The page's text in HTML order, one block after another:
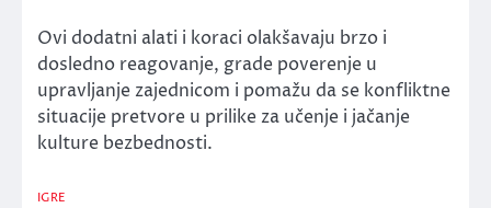
Ovi dodatni alati i koraci olakšavaju brzo i
dosledno reagovanje, grade poverenje u
upravljanje zajednicom i pomažu da se konfliktne
situacije pretvore u prilike za učenje i jačanje
kulture bezbednosti.
IGRE